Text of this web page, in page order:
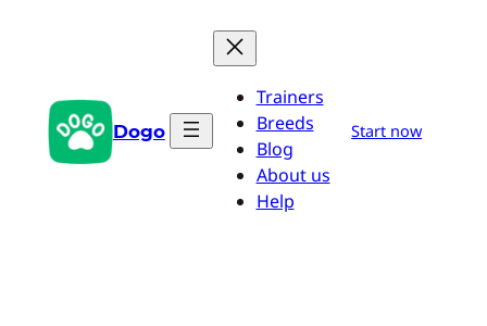
conteúdo Dogo
Trainers
Breeds
Blog
About us
Help
Start now